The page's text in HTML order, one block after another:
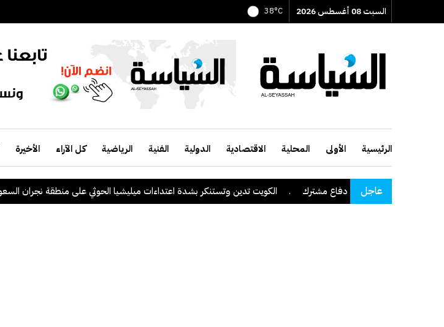
السبت 08 أغسطس 2026 38°C
الرئيسية الأولى المحلية الاقتصادية الدولية الفنية الرياضية كل الآراء الأخيرة
عاجل
على اتفاقية دفاع مشترك . الكويت تدين وتستنكر بشدة اعتداءات ميليشيا الحوثي على منطقة نجران السعودية .